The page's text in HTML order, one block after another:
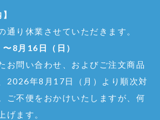
じのまとめ】
通り休業させていただきます。
8月16日（日）
お問い合わせ、およびご注文商品
2026年8月17日（月）より順次対
ご不便をおかけいたしますが、何
げます。